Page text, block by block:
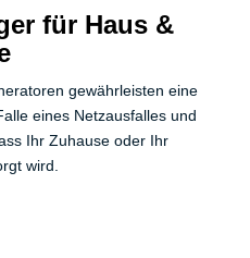
für Haus &
gewährleisten eine
eines Netzausfalles und
Ihr Zuhause oder Ihr
wird.